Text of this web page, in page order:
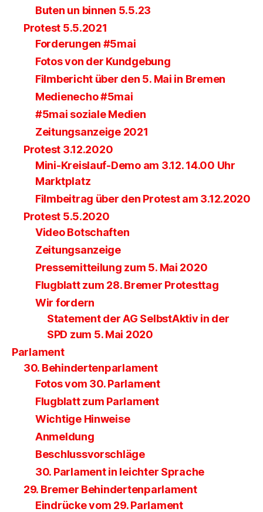
Buten un binnen 5.5.23
Protest 5.5.2021
Forderungen #5mai
Fotos von der Kundgebung
Filmbericht über den 5. Mai in Bremen
Medienecho #5mai
#5mai soziale Medien
Zeitungsanzeige 2021
Protest 3.12.2020
Mini-Kreislauf-Demo am 3.12. 14.00 Uhr
Marktplatz
Filmbeitrag über den Protest am 3.12.2020
Protest 5.5.2020
Video Botschaften
Zeitungsanzeige
Pressemitteilung zum 5. Mai 2020
Flugblatt zum 28. Bremer Protesttag
Wir fordern
Statement der AG SelbstAktiv in der
SPD zum 5. Mai 2020
Parlament
30. Behindertenparlament
Fotos vom 30. Parlament
Flugblatt zum Parlament
Wichtige Hinweise
Anmeldung
Beschlussvorschläge
30. Parlament in leichter Sprache
29. Bremer Behindertenparlament
Eindrücke vom 29. Parlament